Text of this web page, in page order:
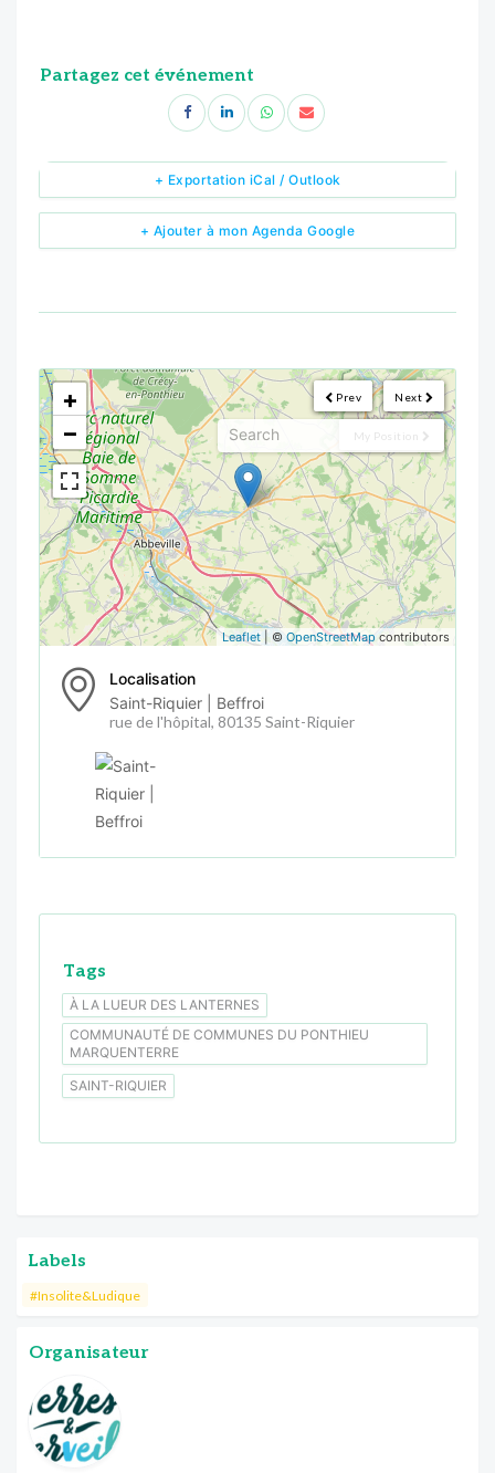
Partagez cet événement
+ Ajouter à mon Agenda Google
+ Exportation iCal / Outlook
Next
Prev
My Position
<!---->
+
−
Leaflet | © OpenStreetMap contributors
Localisation
Saint-Riquier | Beffroi
rue de l'hôpital, 80135 Saint-Riquier
Tags
À LA LUEUR DES LANTERNES
COMMUNAUTÉ DE COMMUNES DU PONTHIEU
MARQUENTERRE
SAINT-RIQUIER
Labels
#Insolite&Ludique
Organisateur